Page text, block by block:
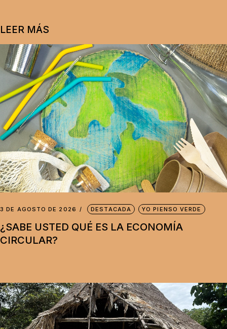
LEER MÁS
3 DE AGOSTO DE 2026 DESTACADA YO PIENSO VERDE
¿SABE USTED QUÉ ES LA ECONOMÍA
CIRCULAR?